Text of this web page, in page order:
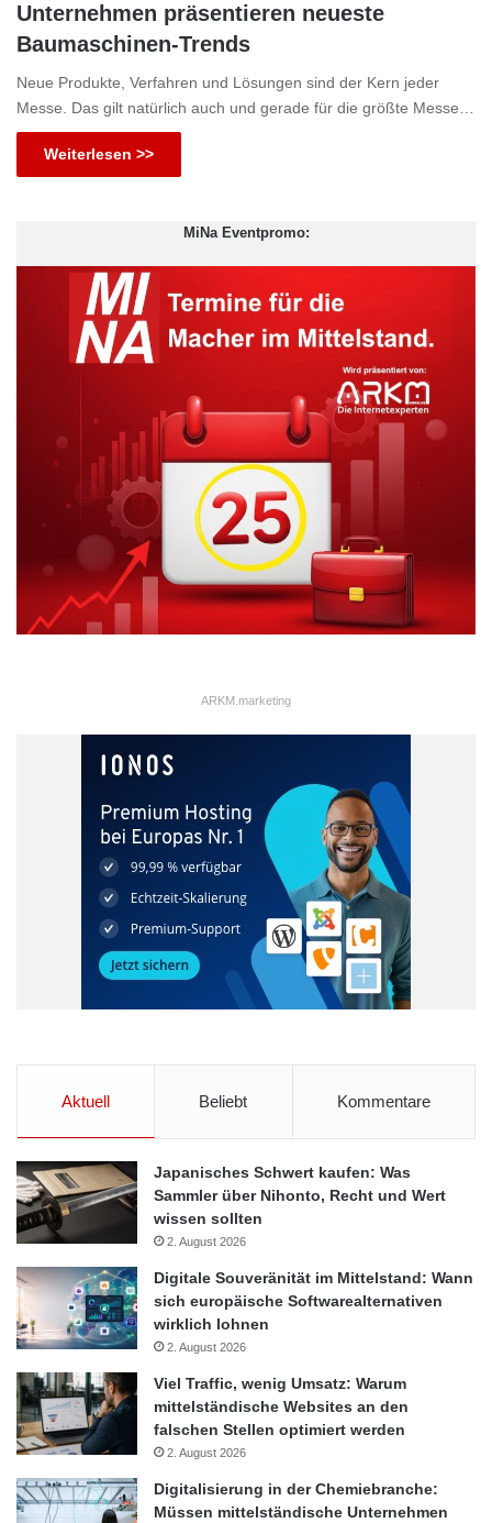
Unternehmen präsentieren neueste
Baumaschinen-Trends
Neue Produkte, Verfahren und Lösungen sind der Kern jeder
Messe. Das gilt natürlich auch und gerade für die größte Messe…
Weiterlesen >>
MiNa Eventpromo:
ARKM.marketing
Aktuell Beliebt Kommentare
Japanisches Schwert kaufen: Was
Sammler über Nihonto, Recht und Wert
wissen sollten
2. August 2026
Digitale Souveränität im Mittelstand: Wann
sich europäische Softwarealternativen
wirklich lohnen
2. August 2026
Viel Traffic, wenig Umsatz: Warum
mittelständische Websites an den
falschen Stellen optimiert werden
2. August 2026
Digitalisierung in der Chemiebranche:
Müssen mittelständische Unternehmen